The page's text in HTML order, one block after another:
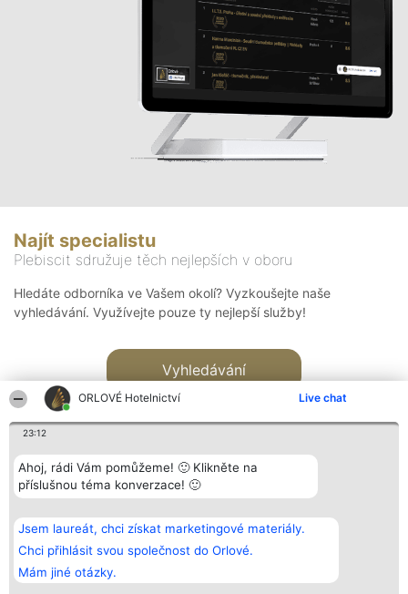
ORLOVÉ Hotelnictví Live chat
23:12
Ahoj, rádi Vám pomůžeme! 🙂 Klikněte na
příslušnou téma konverzace! 🙂
Jsem laureát, chci získat marketingové materiály.
Chci přihlásit svou společnost do Orlové.
Mám jiné otázky.
Najít specialistu
Plebiscit sdružuje těch nejlepších v oboru
Hledáte odborníka ve Vašem okolí? Vyzkoušejte naše
vyhledávání. Využívejte pouze ty nejlepší služby!
Vyhledávání
Bright Side Solutions sp. z o.
o. sp. k.
ul. Ruska 22
Wrocław 50-079
KRS 0000749100 | Regon
381313360 | NIP 8943132676
Vítězové
Seznam všech
laureátů
Zásady
Zásady
Kontakt